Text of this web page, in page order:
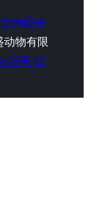
物股份
动物有限
号-12